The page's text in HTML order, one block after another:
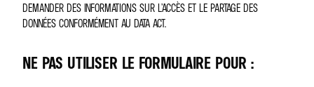
DEMANDER DES INFORMATIONS SUR L’ACCÈS ET LE PARTAGE DES
DONNÉES CONFORMÉMENT AU DATA ACT.
NE PAS UTILISER LE FORMULAIRE POUR :